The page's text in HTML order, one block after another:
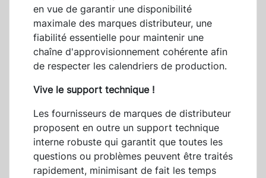
en vue de garantir une disponibilité
maximale des marques distributeur, une
fiabilité essentielle pour maintenir une
chaîne d'approvisionnement cohérente afin
de respecter les calendriers de production.
Vive le support technique !
Les fournisseurs de marques de distributeur
proposent en outre un support technique
interne robuste qui garantit que toutes les
questions ou problèmes peuvent être traités
rapidement, minimisant de fait les temps